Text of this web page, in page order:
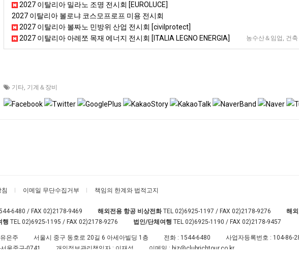
2027 이탈리아 밀라노 조명 전시회 [EUROLUCE]
2027 이탈리아 볼로냐 코스모프로프 미용 전시회
2027 이탈리아 볼짜노 민방위 산업 전시회 [civilprotect]
농수산＆임업, 건
2027 이탈리아 아레쪼 목재 에너지 전시회 [ITALIA LEGNO ENERGIA]
기타, 기계＆장비
이메일 무단수집거부 책임의 한계와 법적고지
6480 / FAX 02)2178-9469 해외전용 항공 비상전화TEL 02)6925-1197 / FAX 02)2178-9276 해
행 TEL 02)6925-1195 / FAX 02)2178-9276 법인/단체여행 TEL 02)6925-1190 / FAX 02)2178-9457
은주 서울시 중구 동호로 20길 6 아세아빌딩 1층 전화 : 1544-6480 사업자등록번호 : 104-86-
울중구-0741 개인정보관리책임자 : 이재성 이메일 : biz@clubrichtour.co.kr